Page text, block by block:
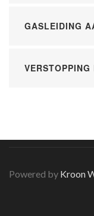
GASLEIDING
VERSTOPPING
Powered by Kroon